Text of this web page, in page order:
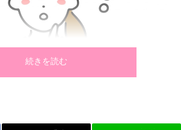
続きを読む